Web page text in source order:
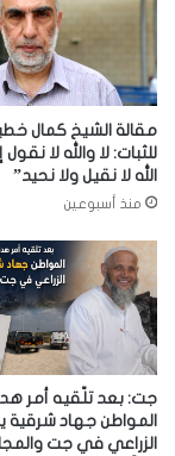
مقالة الشيخ كمال
للثبات: لا والله لا نقول
الله لا نقيل ولا نحيد”
منذ أسبوعين
جت: بعد تلّقيه أمر
المواطن جهاد شرقية
الزراعي في جت